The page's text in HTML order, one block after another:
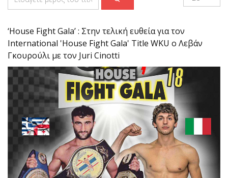
‘House Fight Gala’ : Στην τελική ευθεία για τον
International 'House Fight Gala' Title WKU ο Λεβάν
Γκουρούλι με τον Juri Cinotti